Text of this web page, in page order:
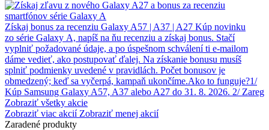
Získaj bonus za recenziu Galaxy A57 | A37 | A27 Kúp novinku
zo série Galaxy A, napíš na ňu recenziu a získaj bonus. Stačí
vyplniť požadované údaje, a po úspešnom schválení ti e‑mailom
dáme vedieť, ako postupovať ďalej. Na získanie bonusu musíš
splniť podmienky uvedené v pravidlách. Počet bonusov je
obmedzený; keď sa vyčerpá, kampaň ukončíme.Ako to funguje?1/
Kúp Samsung Galaxy A57, A37 alebo A27 do 31. 8. 2026. 2/ Zareg
Zobraziť všetky akcie
Zobraziť viac akcií Zobraziť menej akcií
Zaradené produkty